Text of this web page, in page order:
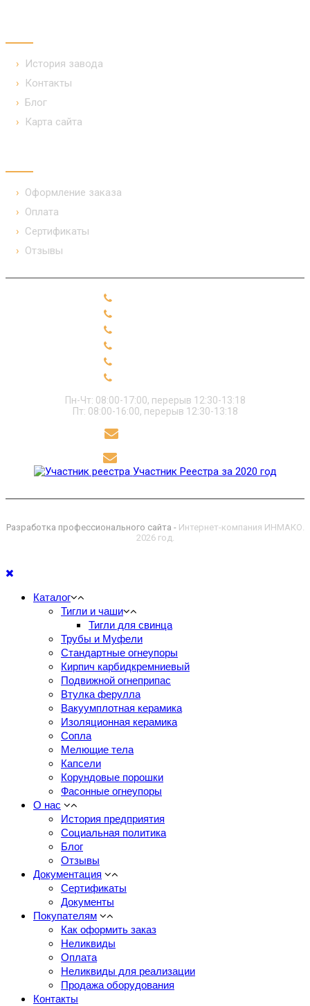
История завода
Контакты
Блог
Карта сайта
Оформление заказа
Оплата
Сертификаты
Отзывы
Пн-Чт: 08:00-17:00, перерыв 12:30-13:18
Пт: 08:00-16:00, перерыв 12:30-13:18
Участник Реестра за 2020 год
Разработка профессионального сайта - Интернет-компания ИНМАКО.
2026 год.
Каталог
Тигли и чаши
Тигли для свинца
Трубы и Муфели
Стандартные огнеупоры
Кирпич карбидкремниевый
Подвижной огнеприпас
Втулка ферулла
Вакуумплотная керамика
Изоляционная керамика
Сопла
Мелющие тела
Капсели
Корундовые порошки
Фасонные огнеупоры
О нас
История предприятия
Социальная политика
Блог
Отзывы
Документация
Сертификаты
Документы
Покупателям
Как оформить заказ
Неликвиды
Оплата
Неликвиды для реализации
Продажа оборудования
Контакты